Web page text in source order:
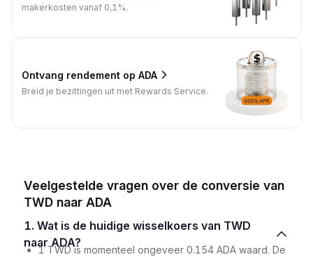
makerkosten vanaf 0,1%.
Ontvang rendement op ADA
Breid je bezittingen uit met Rewards Service.
Veelgestelde vragen over de conversie van
TWD naar ADA
1. Wat is de huidige wisselkoers van TWD
naar ADA?
1 TWD is momenteel ongeveer 0.154 ADA waard. De